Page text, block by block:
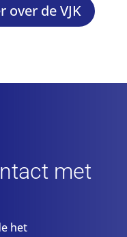
over de VJK
met
het